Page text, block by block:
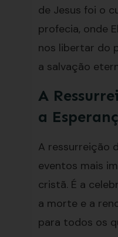
de Jesus foi o
profecia, onde
nos libertar do
a salvação
A
a
A ressurreição
eventos mais
cristã. É a
a morte e a
para todos os